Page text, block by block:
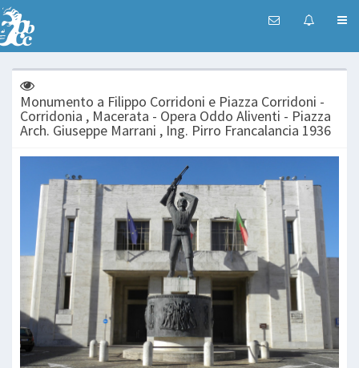
Monumento a Filippo Corridoni e Piazza Corridoni -
Corridonia , Macerata - Opera Oddo Aliventi - Piazza
Arch. Giuseppe Marrani , Ing. Pirro Francalancia 1936